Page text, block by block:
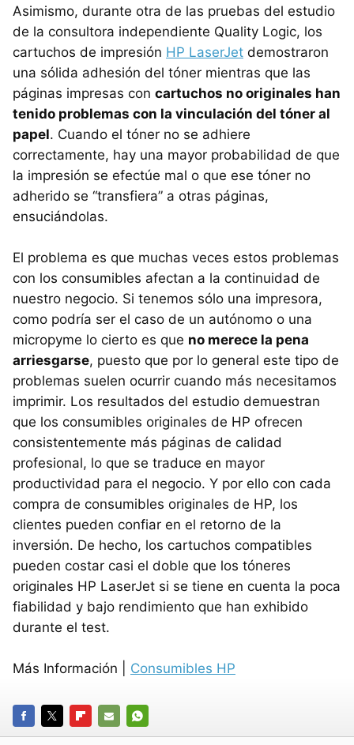
Asimismo, durante otra de las pruebas del estudio
de la consultora independiente Quality Logic, los
cartuchos de impresión HP LaserJet demostraron
una sólida adhesión del tóner mientras que las
páginas impresas con cartuchos no originales han
tenido problemas con la vinculación del tóner al
papel. Cuando el tóner no se adhiere
correctamente, hay una mayor probabilidad de que
la impresión se efectúe mal o que ese tóner no
adherido se “transfiera” a otras páginas,
ensuciándolas.
El problema es que muchas veces estos problemas
con los consumibles afectan a la continuidad de
nuestro negocio. Si tenemos sólo una impresora,
como podría ser el caso de un autónomo o una
micropyme lo cierto es que no merece la pena
arriesgarse, puesto que por lo general este tipo de
problemas suelen ocurrir cuando más necesitamos
imprimir. Los resultados del estudio demuestran
que los consumibles originales de HP ofrecen
consistentemente más páginas de calidad
profesional, lo que se traduce en mayor
productividad para el negocio. Y por ello con cada
compra de consumibles originales de HP, los
clientes pueden confiar en el retorno de la
inversión. De hecho, los cartuchos compatibles
pueden costar casi el doble que los tóneres
originales HP LaserJet si se tiene en cuenta la poca
fiabilidad y bajo rendimiento que han exhibido
durante el test.
Más Información | Consumibles HP
FACEBOOK
TWITTERFLIPBOARD
E-
WHATSAPP